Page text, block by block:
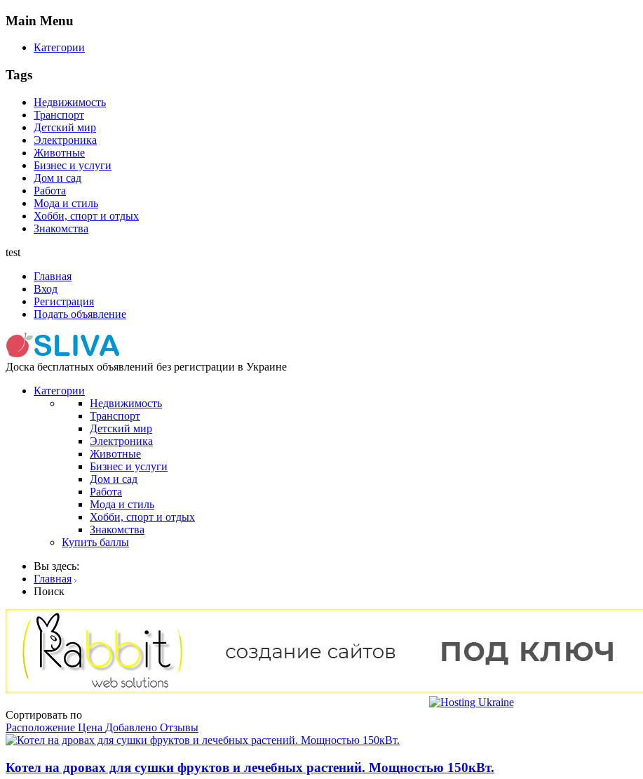
Main Menu
Категории
Tags
Недвижимость
Транспорт
Детский мир
Электроника
Животные
Бизнес и услуги
Дом и сад
Работа
Мода и стиль
Хобби, спорт и отдых
Знакомства
test
Главная
Вход
Регистрация
Подать объявление
Доска бесплатных объявлений без регистрации в Украине
Категории
Недвижимость
Транспорт
Детский мир
Электроника
Животные
Бизнес и услуги
Дом и сад
Работа
Мода и стиль
Хобби, спорт и отдых
Знакомства
Купить баллы
Вы здесь:
Главная
Поиск
Сортировать по
Расположение Цена Добавлено Отзывы
Котел на дровах для сушки фруктов и лечебных растений. Мощностью 150кВт.